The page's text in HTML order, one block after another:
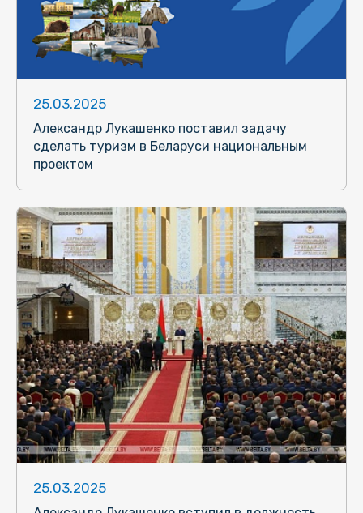
25.03.2025
Александр Лукашенко поставил задачу
сделать туризм в Беларуси национальным
проектом
25.03.2025